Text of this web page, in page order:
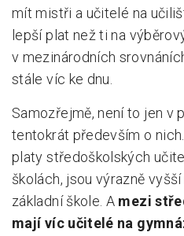
Tiskové zprávy
Pro média
Pro zřizovatele
Konference Lepší škola
Kápézetka - průvodce pro
Klub zřizovatelů
O nás
O nás
mít mistři a učitelé na
lepší plat než ti na
v mezinárodních
stále víc ke dnu.
Samozřejmě, není to jen v
tentokrát především o
platy středoškolských
školách, jsou výrazně
základní škole. A mezi
mají víc učitelé na